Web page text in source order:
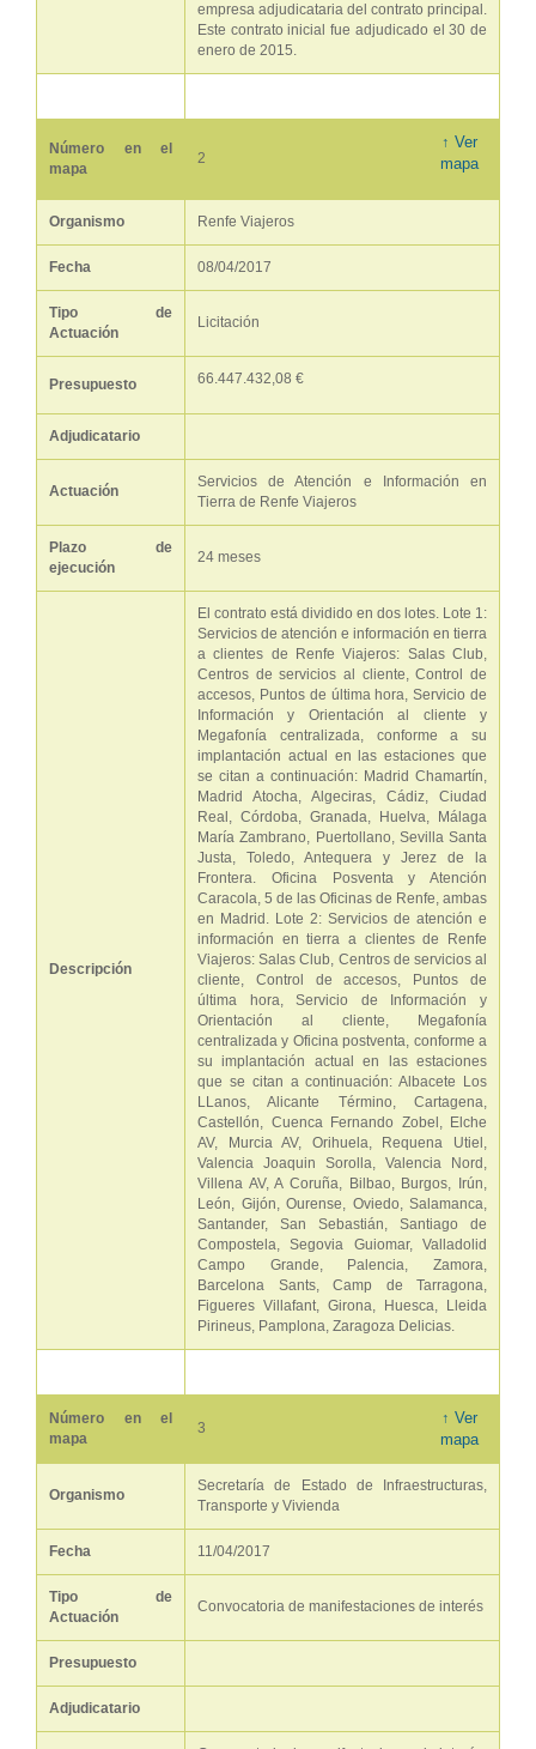
empresa adjudicataria del contrato principal.
Este contrato inicial fue adjudicado el 30 de
enero de 2015.
Número en el
mapa
2
↑ Ver
mapa
Organismo Renfe Viajeros
Fecha 08/04/2017
Tipo de
Actuación
Licitación
Presupuesto 66.447.432,08 €
Adjudicatario
Actuación
Servicios de Atención e Información en
Tierra de Renfe Viajeros
Plazo de
ejecución
24 meses
Descripción
El contrato está dividido en dos lotes. Lote 1:
Servicios de atención e información en tierra
a clientes de Renfe Viajeros: Salas Club,
Centros de servicios al cliente, Control de
accesos, Puntos de última hora, Servicio de
Información y Orientación al cliente y
Megafonía centralizada, conforme a su
implantación actual en las estaciones que
se citan a continuación: Madrid Chamartín,
Madrid Atocha, Algeciras, Cádiz, Ciudad
Real, Córdoba, Granada, Huelva, Málaga
María Zambrano, Puertollano, Sevilla Santa
Justa, Toledo, Antequera y Jerez de la
Frontera. Oficina Posventa y Atención
Caracola, 5 de las Oficinas de Renfe, ambas
en Madrid. Lote 2: Servicios de atención e
información en tierra a clientes de Renfe
Viajeros: Salas Club, Centros de servicios al
cliente, Control de accesos, Puntos de
última hora, Servicio de Información y
Orientación al cliente, Megafonía
centralizada y Oficina postventa, conforme a
su implantación actual en las estaciones
que se citan a continuación: Albacete Los
LLanos, Alicante Término, Cartagena,
Castellón, Cuenca Fernando Zobel, Elche
AV, Murcia AV, Orihuela, Requena Utiel,
Valencia Joaquin Sorolla, Valencia Nord,
Villena AV, A Coruña, Bilbao, Burgos, Irún,
León, Gijón, Ourense, Oviedo, Salamanca,
Santander, San Sebastián, Santiago de
Compostela, Segovia Guiomar, Valladolid
Campo Grande, Palencia, Zamora,
Barcelona Sants, Camp de Tarragona,
Figueres Villafant, Girona, Huesca, Lleida
Pirineus, Pamplona, Zaragoza Delicias.
Número en el
mapa
3
↑ Ver
mapa
Organismo
Secretaría de Estado de Infraestructuras,
Transporte y Vivienda
Fecha 11/04/2017
Tipo de
Actuación
Convocatoria de manifestaciones de interés
Presupuesto
Adjudicatario